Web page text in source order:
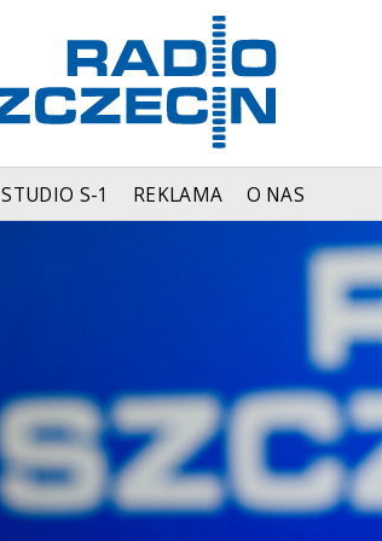
STUDIO S-1 REKLAMA O NAS